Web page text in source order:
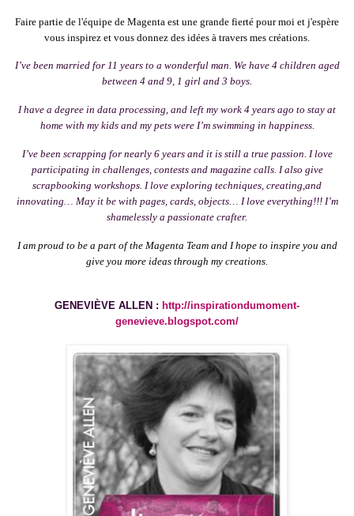
Faire partie de l'équipe de Magenta est une grande fierté pour moi et j'espère
vous inspirez et vous donnez des idées à travers mes créations.
I’ve been married for 11 years to a wonderful man. We have 4 children aged
between 4 and 9, 1 girl and 3 boys.
I have a degree in data processing, and left my work 4 years ago to stay at
home with my kids and my pets were I’m swimming in happiness.
I’ve been scrapping for nearly 6 years and it is still a true passion. I love
participating in challenges, contests and magazine calls. I also give
scrapbooking workshops. I love exploring techniques, creating,and
innovating… May it be with pages, cards, objects… I love everything!!! I’m
shamelessly a passionate crafter.
I am proud to be a part of the Magenta Team and I hope to inspire you and
give you more ideas through my creations.
GENEVIÈVE ALLEN : http://inspirationdumoment-
genevieve.blogspot.com/